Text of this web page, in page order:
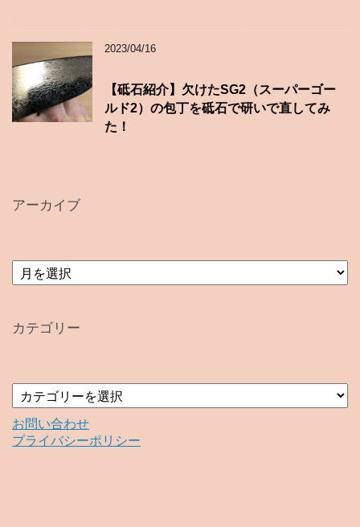
2023/04/16
【砥石紹介】欠けたSG2（スーパーゴー
ルド2）の包丁を砥石で研いで直してみ
た！
アーカイブ
ア
ー
ブ
カテゴリー
テ
ゴ
リ
お問い合わせ
プライバシーポリシー